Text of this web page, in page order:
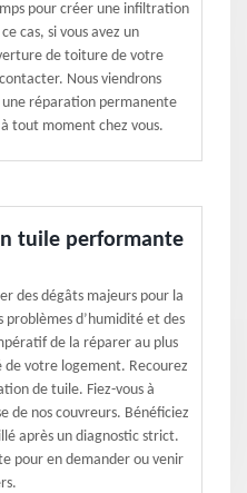
pour créer une infiltration
cas, si vous avez un
de toiture de votre
Nous viendrons
réparation permanente
tout moment chez vous.
tuile performante
des dégâts majeurs pour la
problèmes d’humidité et des
de la réparer au plus
votre logement. Recourez
de tuile. Fiez-vous à
de nos couvreurs. Bénéficiez
après un diagnostic strict.
pour en demander ou venir